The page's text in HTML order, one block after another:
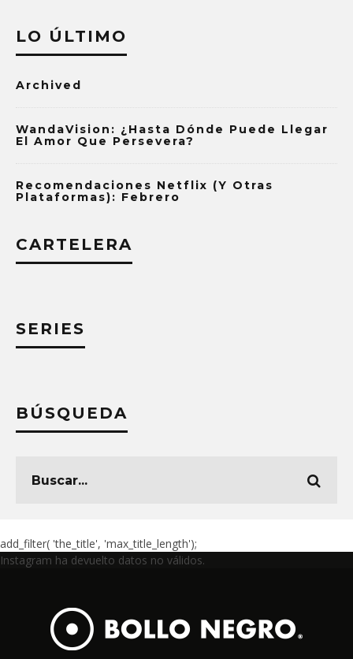
LO ÚLTIMO
Archived
WandaVision: ¿Hasta Dónde Puede Llegar
El Amor Que Persevera?
Recomendaciones Netflix (y Otras
Plataformas): Febrero
CARTELERA
SERIES
BÚSQUEDA
add_filter( 'the_title', 'max_title_length');
Instagram ha devuelto datos no válidos.